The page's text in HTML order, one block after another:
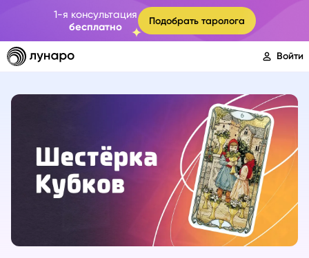
1-я консультация
бесплатно
Подобрать таролога
Войти